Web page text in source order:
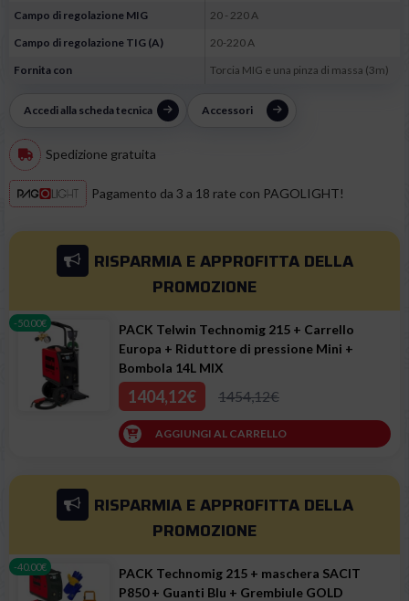
Campo di regolazione MIG
20 - 220 A
Campo di regolazione TIG (A)
20-220 A
Fornita con
Torcia MIG e una pinza di massa (3m)
Accedi alla scheda tecnica Accessori
Spedizione gratuita
Pagamento da 3 a 18 rate con PAGOLIGHT!
RISPARMIA E APPROFITTA DELLA
PROMOZIONE
PACK Telwin Technomig 215 + Carrello
Europa + Riduttore di pressione Mini +
Bombola 14L MIX
-50.00€
1454,12€
1404,12€
AGGIUNGI AL CARRELLO
RISPARMIA E APPROFITTA DELLA
PROMOZIONE
PACK Technomig 215 + maschera SACIT
P850 + Guanti Blu + Grembiule GOLD
-40.00€